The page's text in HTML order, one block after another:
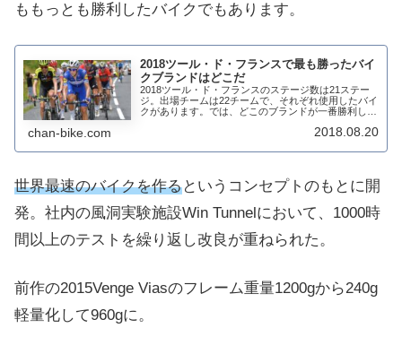
ももっとも勝利したバイクでもあります。
2018ツール・ド・フランスで最も勝ったバイ
クブランドはどこだ
2018ツール・ド・フランスのステージ数は21ステー
ジ。出場チームは22チームで、それぞれ使用したバイ
クがあります。では、どこのブランドが一番勝利した
イク各ステージの優勝者と使用バイクブランド...
chan-bike.com 2018.08.20
世界最速のバイクを作るというコンセプトのもとに開
発。社内の風洞実験施設Win Tunnelにおいて、1000時
間以上のテストを繰り返し改良が重ねられた。
前作の2015Venge Viasのフレーム重量1200gから240g
軽量化して960gに。